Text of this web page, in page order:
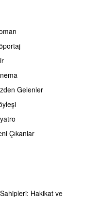
Gelenler
Çıkanlar
Hakikat ve